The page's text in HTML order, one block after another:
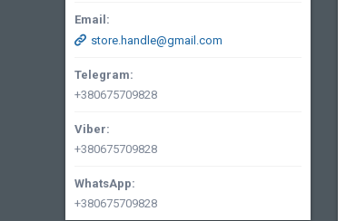
store.handle@gmail.com
+380675709828
+380675709828
+380675709828